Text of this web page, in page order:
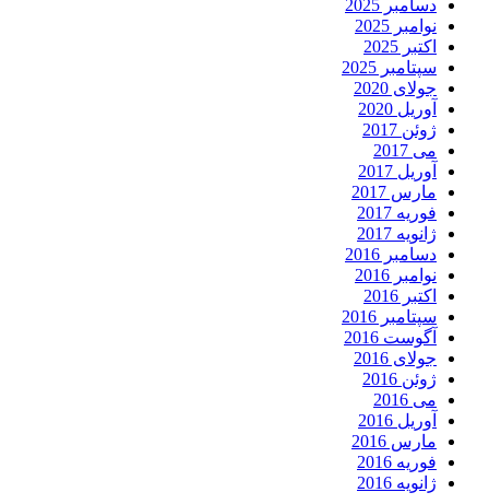
دسامبر 2025
نوامبر 2025
اکتبر 2025
سپتامبر 2025
جولای 2020
آوریل 2020
ژوئن 2017
می 2017
آوریل 2017
مارس 2017
فوریه 2017
ژانویه 2017
دسامبر 2016
نوامبر 2016
اکتبر 2016
سپتامبر 2016
آگوست 2016
جولای 2016
ژوئن 2016
می 2016
آوریل 2016
مارس 2016
فوریه 2016
ژانویه 2016